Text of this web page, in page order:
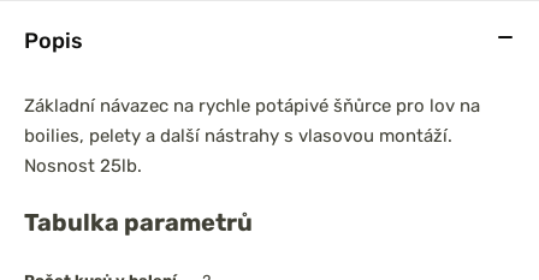
Popis
Základní návazec na rychle potápivé šňůrce pro lov na
boilies, pelety a další nástrahy s vlasovou montáží.
Nosnost 25lb.
Tabulka parametrů